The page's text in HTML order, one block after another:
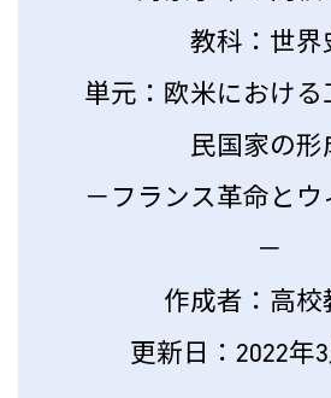
教科：世界
単元：欧米における
民国家の形
－フランス革命とウ
－
作成者：高校
更新日：2022年